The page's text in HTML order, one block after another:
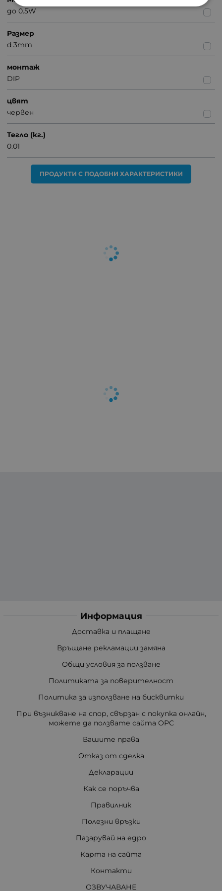
до 0.5W
Размер
d 3mm
монтаж
DIP
цвят
червен
Тегло (кг.)
0.01
ПРОДУКТИ С ПОДОБНИ ХАРАКТЕРИСТИКИ
Информация
Доставка и плащане
Връщане рекламации замяна
Общи условия за ползване
Политиката за поверителност
Политика за използване на бисквитки
При възникване на спор, свързан с покупка онлайн,
можете да ползвате сайта ОРС
Вашите права
Отказ от сделка
Декларации
Как се поръчва
Правилник
Полезни връзки
Пазарувай на едро
Карта на сайта
Контакти
ОЗВУЧАВАНЕ